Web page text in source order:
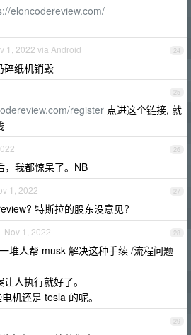
eloncodereview.com/
24
1, 2022 via Android
碎纸机销毁
25
register 点进这个链接, 就
26
，我都惊呆了。NB
27
1, 2022
特斯拉的股东没意见?
28
Nov 1, 2022
堆人帮 musk 解决这种手续 /流程问题
人执行就好了。
机还是 tesla 的呢。
29